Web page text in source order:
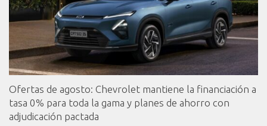
Ofertas de agosto: Chevrolet mantiene la financiación a
tasa 0% para toda la gama y planes de ahorro con
adjudicación pactada